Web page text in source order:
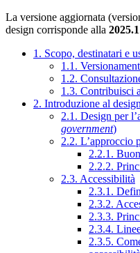
La versione aggiornata
design corrisponde alla 2025.1
1. Scopo, destinatari e
1.1.
1.2.
1.3. Contribuisci
2. Introduzione al
2.1. Design per
government)
2.2. L’approccio
2.2.1.
2.2.2.
2.3. Accessibilità
2.3.1.
2.3.2.
2.3.3.
2.3.4.
2.3.5.